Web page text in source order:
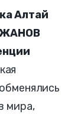
Алтай
мира,